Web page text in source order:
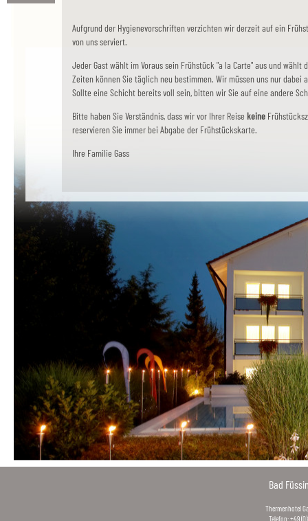
Aufgrund der Hygienevorschriften verzichten wir derzeit auf ein
von uns serviert.
Jeder Gast wählt im Voraus sein Frühstück "a la Carte" aus und wählt
Zeiten können Sie täglich neu bestimmen. Wir müssen uns nur dabei
Sollte eine Schicht bereits voll sein, bitten wir Sie auf eine andere
Bitte haben Sie Verständnis, dass wir vor Ihrer Reise keine
reservieren Sie immer bei Abgabe der Frühstückskarte.
Ihre Familie Gass
Bad
Thermenhotel
Telefon: +49